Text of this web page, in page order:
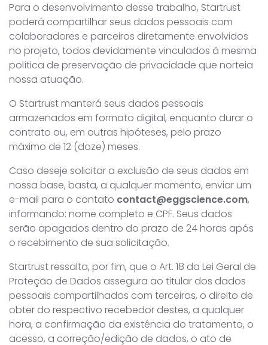
Para o desenvolvimento desse trabalho, Startrust
poderá compartilhar seus dados pessoais com
colaboradores e parceiros diretamente envolvidos
no projeto, todos devidamente vinculados à mesma
política de preservação de privacidade que norteia
nossa atuação.
O Startrust manterá seus dados pessoais
armazenados em formato digital, enquanto durar o
contrato ou, em outras hipóteses, pelo prazo
máximo de 12 (doze) meses.
Caso deseje solicitar a exclusão de seus dados em
nossa base, basta, a qualquer momento, enviar um
e-mail para o contato contact@eggscience.com,
informando: nome completo e CPF. Seus dados
serão apagados dentro do prazo de 24 horas após
o recebimento de sua solicitação.
Startrust ressalta, por fim, que o Art. 18 da Lei Geral de
Proteção de Dados assegura ao titular dos dados
pessoais compartilhados com terceiros, o direito de
obter do respectivo recebedor destes, a qualquer
hora, a confirmação da existência do tratamento, o
acesso, a correção/edição de dados, o ato de